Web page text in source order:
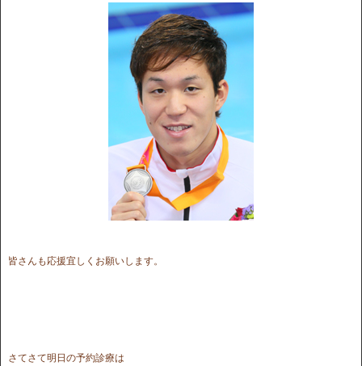
皆さんも応援宜しくお願いします。
さてさて明日の予約診療は